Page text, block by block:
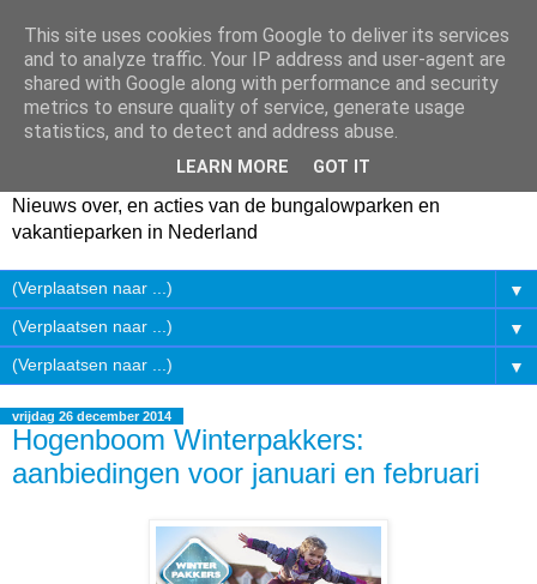
Nieuws over, en acties van de bungalowparken en
vakantieparken in Nederland
▼
▼
▼
vrijdag 26 december 2014
Hogenboom Winterpakkers:
aanbiedingen voor januari en februari
This site uses cookies from Google to deliver its services
and to analyze traffic. Your IP address and user-agent are
shared with Google along with performance and security
metrics to ensure quality of service, generate usage
statistics, and to detect and address abuse.
LEARN MORE GOT IT